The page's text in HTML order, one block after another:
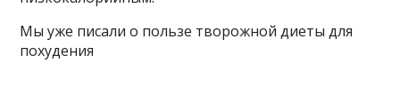
Мы уже писали о пользе творожной диеты для
похудения